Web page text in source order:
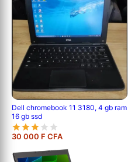
Dell chromebook 11 3180, 4 gb ram
16 gb ssd
30 000 F CFA